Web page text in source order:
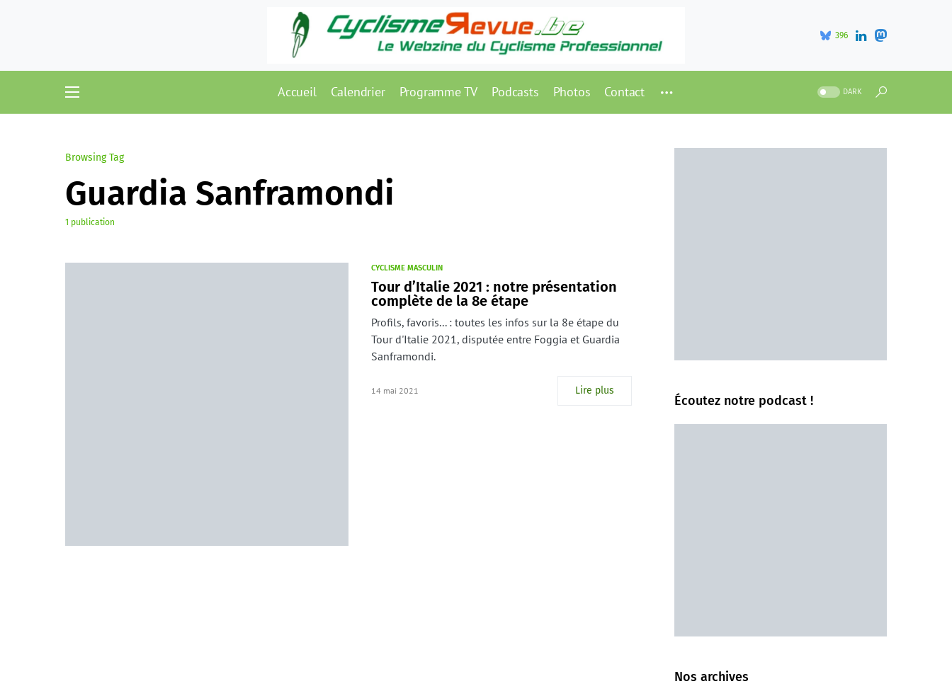
396
Accueil Calendrier Programme TV Podcasts Photos Contact DARK
Browsing Tag
Guardia Sanframondi
1 publication
CYCLISME MASCULIN
Tour d’Italie 2021 : notre présentation
complète de la 8e étape
Profils, favoris... : toutes les infos sur la 8e étape du
Tour d'Italie 2021, disputée entre Foggia et Guardia
Sanframondi.
14 mai 2021 Lire plus
Écoutez notre podcast !
Nos archives